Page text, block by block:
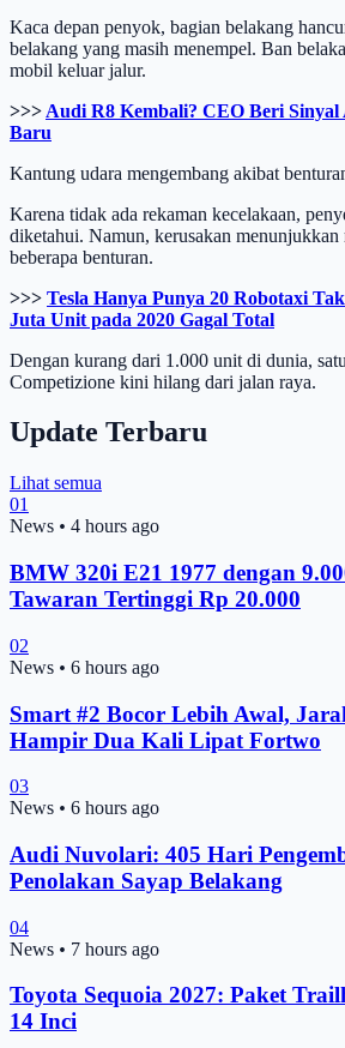
Kaca depan penyok, bagian belakang
belakang yang masih menempel. Ban
mobil keluar jalur.
>>> Audi R8 Kembali? CEO Beri Sinyal
Baru
Kantung udara mengembang akibat
Karena tidak ada rekaman kecelakaan,
diketahui. Namun, kerusakan menunjukkan
beberapa benturan.
>>> Tesla Hanya Punya 20 Robotaxi
Juta Unit pada 2020 Gagal Total
Dengan kurang dari 1.000 unit di dunia,
Competizione kini hilang dari jalan raya.
Update Terbaru
Lihat semua
01
News • 4 hours ago
BMW 320i E21 1977 dengan
Tawaran Tertinggi Rp 20.000
02
News • 6 hours ago
Smart #2 Bocor Lebih Awal,
Hampir Dua Kali Lipat Fortwo
03
News • 6 hours ago
Audi Nuvolari: 405 Hari
Penolakan Sayap Belakang
04
News • 7 hours ago
Toyota Sequoia 2027: Paket
14 Inci